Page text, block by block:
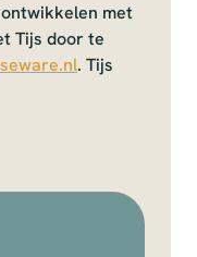
met
Tijs door te
. Tijs